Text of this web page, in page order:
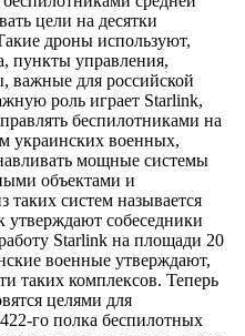
цели на десятки
дроны используют,
пункты управления,
важные для российской
роль играет Starlink,
беспилотниками на
украинских военных,
мощные системы
объектами и
систем называется
собеседники
Starlink на площади 20
военные утверждают,
таких комплексов. Теперь
целями для
го полка беспилотных